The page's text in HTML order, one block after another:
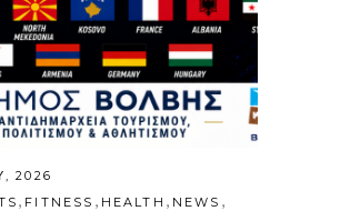
2026
, FITNESS , HEALTH , NEWS ,